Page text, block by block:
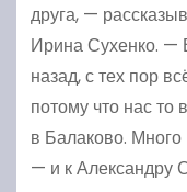
друга, —
Ирина Сухенко. —
назад, с тех пор
потому что нас
в Балаково.
— и к Александру